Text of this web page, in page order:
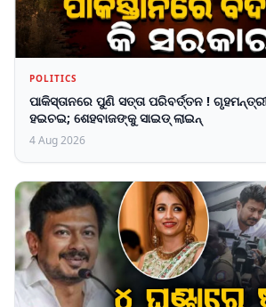
POLITICS
ପାକିସ୍ତାନରେ ପୁଣି ସତ୍ତା ପରିବର୍ତ୍ତନ !
ହଇଚଇ; ଶେହବାଜଙ୍କୁ ସାଇଡ୍ ଲାଇନ୍
4 Aug 2026